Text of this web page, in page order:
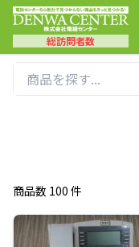
総訪問者数
商品数 100 件